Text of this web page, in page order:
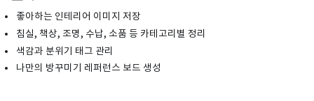
좋아하는 인테리어 이미지 저장
침실, 책상, 조명, 수납, 소품 등 카테고리별 정리
색감과 분위기 태그 관리
나만의 방꾸미기 레퍼런스 보드 생성